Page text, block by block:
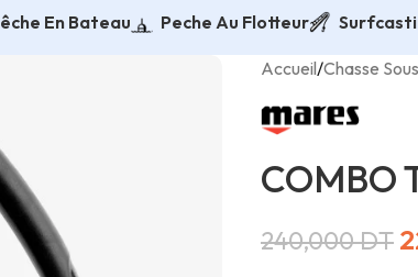
En Bateau Peche Au Flotteur
Accueil/Chasse
COMBO
240,000DT